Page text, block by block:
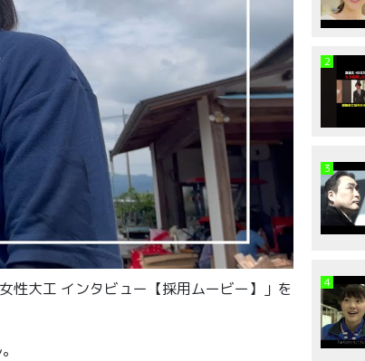
性大工 インタビュー【採用ムービー】」を
2
3
4